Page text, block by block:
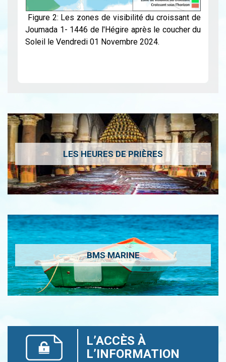
Figure 2: Les zones de visibilité du croissant de
Joumada 1- 1446 de l'Hégire après le coucher du
Soleil le Vendredi 01 Novembre 2024.
LES HEURES DE PRIÈRES
BMS MARINE
L’ACCÈS À
L’INFORMATION